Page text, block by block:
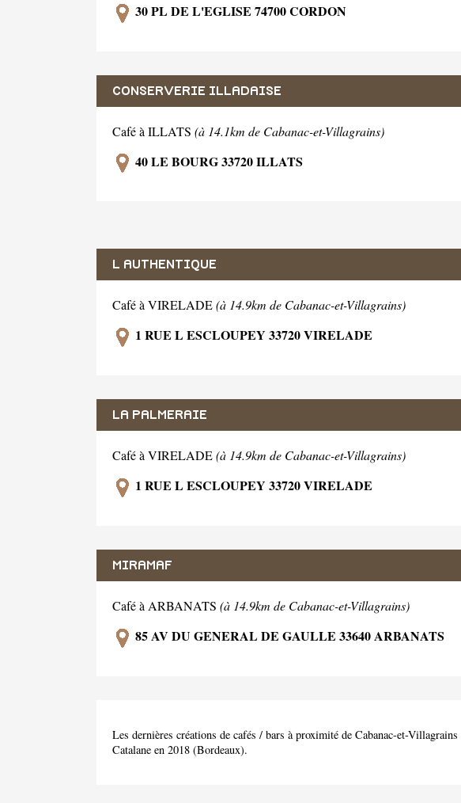
30 PL DE L'EGLISE 74700 CORDON
CONSERVERIE ILLADAISE
Café à ILLATS (à 14.1km de Cabanac-et-Villagrains)
40 LE BOURG 33720 ILLATS
L AUTHENTIQUE
Café à VIRELADE(à 14.9km de Cabanac-et-Villagrains)
1 RUE L ESCLOUPEY 33720 VIRELADE
LA PALMERAIE
Café à VIRELADE(à 14.9km de Cabanac-et-Villagrains)
1 RUE L ESCLOUPEY 33720 VIRELADE
MIRAMAF
Café à ARBANATS (à 14.9km de Cabanac-et-Villagrains)
85 AV DU GENERAL DE GAULLE 33640 ARBANATS
Les dernières créations de cafés / bars à proximité de Cabanac-et-
Catalane en 2018 (Bordeaux).